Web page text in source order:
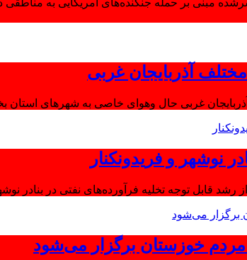
مبنی بر حمله جنگنده‌های آمریکایی به
آذربایجان غربی
غربی حال وهوای خاصی به شهرهای استان
نوشهر و فریدونکنار
رشد قابل توجه تخلیه فرآورده‌های نفتی در بنادر
خوزستان برگزار می‌شود